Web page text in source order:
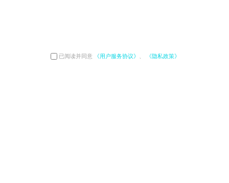
已阅读并同意 《用户服务协议》 《隐私政策》